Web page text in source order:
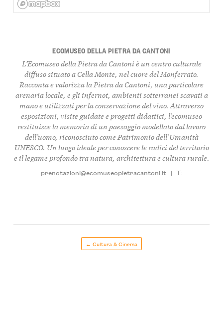
ECOMUSEO DELLA PIETRA DA CANTONI
L’Ecomuseo della Pietra da Cantoni è un centro culturale
diffuso situato a Cella Monte, nel cuore del Monferrato.
Racconta e valorizza la Pietra da Cantoni, una particolare
arenaria locale, e gli infernot, ambienti sotterranei scavati a
mano e utilizzati per la conservazione del vino. Attraverso
esposizioni, visite guidate e progetti didattici, l’ecomuseo
restituisce la memoria di un paesaggio modellato dal lavoro
dell’uomo, riconosciuto come Patrimonio dell’Umanità
UNESCO. Un luogo ideale per conoscere le radici del territorio
e il legame profondo tra natura, architettura e cultura rurale.
prenotazioni@ecomuseopietracantoni.it | T:
← Cultura & Cinema